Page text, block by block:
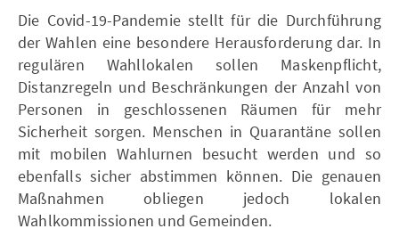
Die Covid-19-Pandemie stellt für die Durchführung
der Wahlen eine besondere Herausforderung dar. In
regulären Wahllokalen sollen Maskenpflicht,
Distanzregeln und Beschränkungen der Anzahl von
Personen in geschlossenen Räumen für mehr
Sicherheit sorgen. Menschen in Quarantäne sollen
mit mobilen Wahlurnen besucht werden und so
ebenfalls sicher abstimmen können. Die genauen
Maßnahmen obliegen jedoch lokalen
Wahlkommissionen und Gemeinden.